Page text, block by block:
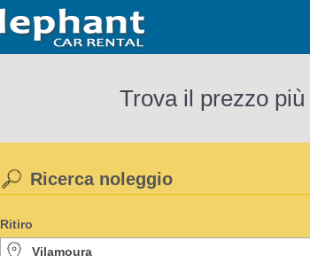
Trova il prezzo
Ricerca noleggio
Ritiro